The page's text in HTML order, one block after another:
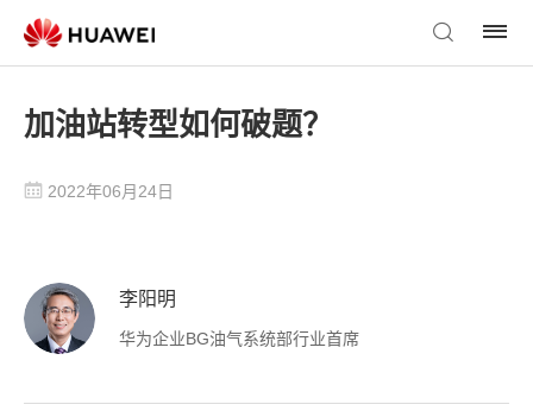
加油站转型如何破题？
2022年06月24日
李阳明
华为企业BG油气系统部行业首席